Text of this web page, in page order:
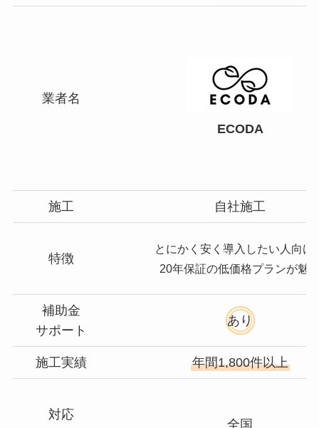
業者名
ECODA
施工 自社施工
特徴
とにかく安く導入したい人向け
20年保証の低価格プランが魅
補助金
サポート
あり
施工実績 年間1,800件以上
対応
全国